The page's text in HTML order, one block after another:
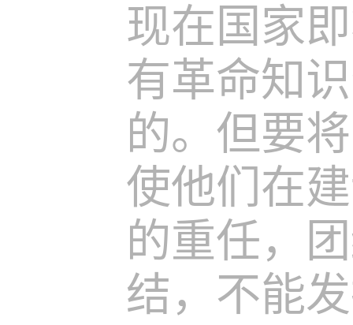
现在国家
有革命知
的。但要
使他们在
的重任，
结，不能